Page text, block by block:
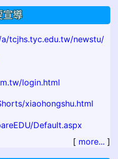
宣導
[ more... ]